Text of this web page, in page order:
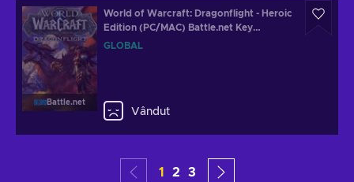
Battle.net
World of Warcraft: Dragonflight - Heroic
Edition (PC/MAC) Battle.net Key
GLOBAL
GLOBAL
Vândut
1 2 3